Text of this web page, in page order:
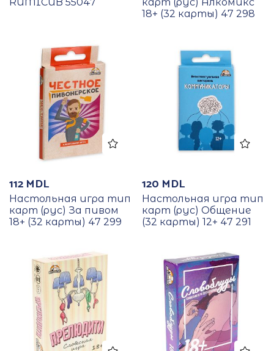
18+ (32 карты) 47 298
112 MDL
Настольная игра тип
карт (рус) За пивом
18+ (32 карты) 47 299
120 MDL
Настольная игра тип
карт (рус) Общение
(32 карты) 12+ 47 291